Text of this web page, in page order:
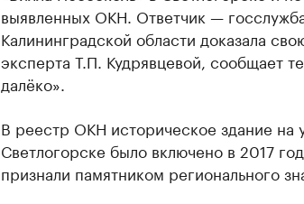
выявленных ОКН. Ответчик —
Калининградской области доказала
эксперта Т.П. Кудрявцевой, сообщает
далёко».
В реестр ОКН историческое здание на
Светлогорске было включено в 2017
признали памятником регионального